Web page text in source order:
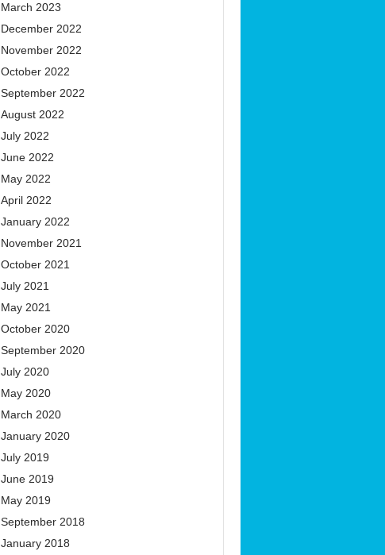
March 2023
December 2022
November 2022
October 2022
September 2022
August 2022
July 2022
June 2022
May 2022
April 2022
January 2022
November 2021
October 2021
July 2021
May 2021
October 2020
September 2020
July 2020
May 2020
March 2020
January 2020
July 2019
June 2019
May 2019
September 2018
January 2018